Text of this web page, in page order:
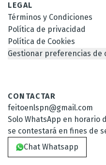
LEGAL
Términos y Condiciones
Política de privacidad
Política de Cookies
Gestionar preferencias de
CONTACTAR
feitoenlspn@gmail.com
Solo WhatsApp en horario
se contestará en fines de
Chat Whatsapp